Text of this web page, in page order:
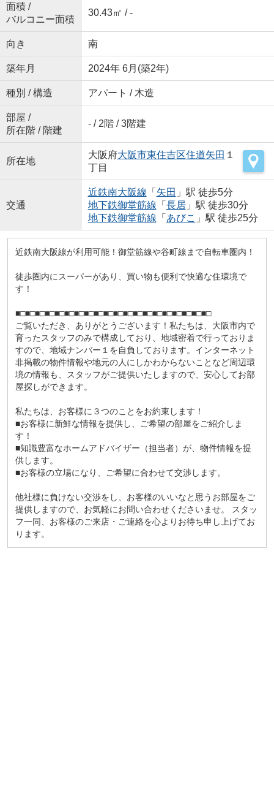
面積 /
バルコニー面積
30.43㎡ / -
向き 南
築年月 2024年 6月(築2年)
種別 / 構造 アパート / 木造
部屋 /
所在階 / 階建
- / 2階 / 3階建
所在地
大阪府大阪市東住吉区住道矢田 １
丁目
交通
近鉄南大阪線 「 矢田 」駅 徒歩5分
地下鉄御堂筋線 「 長居」駅 徒歩30分
地下鉄御堂筋線 「 あびこ 」駅 徒歩25分
近鉄南大阪線が利用可能！御堂筋線や谷町線まで自転車圏内！
徒歩圏内にスーパーがあり、買い物も便利で快適な住環境で
す！
■□■□■□■□■□■□■□■□■□■□■□■□■□■□■□■□■□■□■□■□
ご覧いただき、ありがとうございます！私たちは、大阪市内で
育ったスタッフのみで構成しており、地域密着で行っておりま
すので、地域ナンバー１を自負しております。インターネット
非掲載の物件情報や地元の人にしかわからないことなど周辺環
境の情報も、スタッフがご提供いたしますので、安心してお部
屋探しができます。
私たちは、お客様に３つのことをお約束します！
■お客様に新鮮な情報を提供し、ご希望の部屋をご紹介しま
す！
■知識豊富なホームアドバイザー（担当者）が、物件情報を提
供します。
■お客様の立場になり、ご希望に合わせて交渉します。
他社様に負けない交渉をし、お客様のいいなと思うお部屋をご
提供しますので、お気軽にお問い合わせくださいませ。 スタッ
フ一同、お客様のご来店・ご連絡を心よりお待ち申し上げてお
ります。